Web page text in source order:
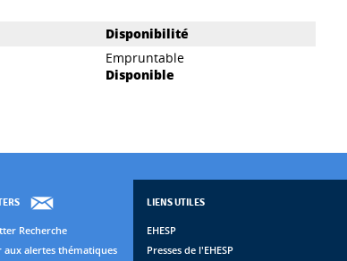
Disponibilité
Empruntable
Disponible
Recherche
aux alertes thématiques
LIENS UTILES
EHESP
Presses de l'EHESP